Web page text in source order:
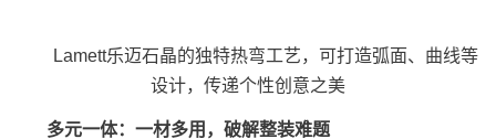
Lamett乐迈石晶的独特热弯工艺，可打造弧面、曲线等
设计，传递个性创意之美
多元一体：一材多用，破解整装难题